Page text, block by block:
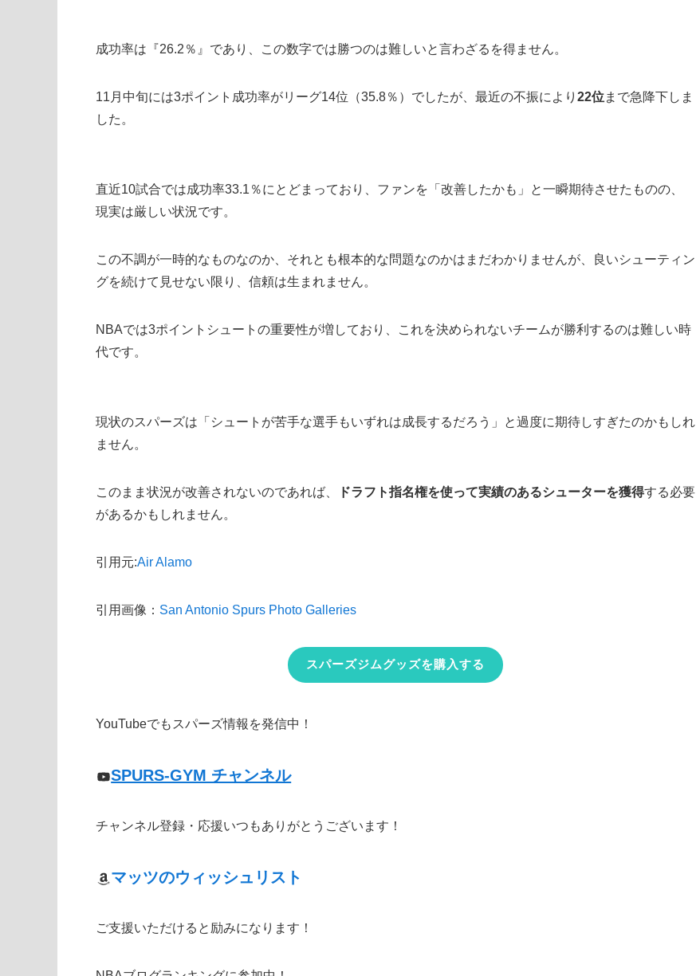
成功率は『26.2％』であり、この数字では勝つのは難しいと言わざるを得ません。
11月中旬には3ポイント成功率がリーグ14位（35.8％）でしたが、最近の不振により 22位まで急降下しま
した。
直近10試合では成功率33.1％にとどまっており、ファンを「改善したかも」と一瞬期待させたものの、
現実は厳しい状況です。
この不調が一時的なものなのか、それとも根本的な問題なのかはまだわかりませんが、良いシューティン
グを続けて見せない限り、信頼は生まれません。
NBAでは3ポイントシュートの重要性が増しており、これを決められないチームが勝利するのは難しい時
代です。
現状のスパーズは「シュートが苦手な選手もいずれは成長するだろう」と過度に期待しすぎたのかもしれ
ません。
このまま状況が改善されないのであれば、 ドラフト指名権を使って実績のあるシューターを獲得する必要
があるかもしれません。
引用元:Air Alamo
引用画像： San Antonio Spurs Photo Galleries
スパーズジムグッズを購入する
YouTubeでもスパーズ情報を発信中！
SPURS-GYM チャンネル
チャンネル登録・応援いつもありがとうございます！
マッツのウィッシュリスト
ご支援いただけると励みになります！